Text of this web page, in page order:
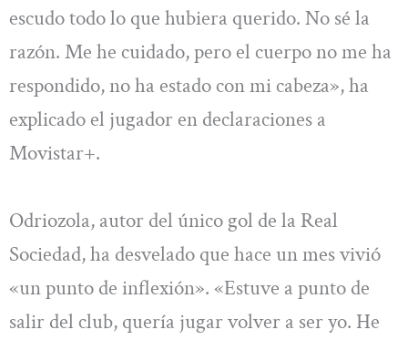
escudo todo lo que hubiera querido. No sé la
razón. Me he cuidado, pero el cuerpo no me ha
respondido, no ha estado con mi cabeza», ha
explicado el jugador en declaraciones a
Movistar+.
Odriozola, autor del único gol de la Real
Sociedad, ha desvelado que hace un mes vivió
«un punto de inflexión». «Estuve a punto de
salir del club, quería jugar volver a ser yo. He